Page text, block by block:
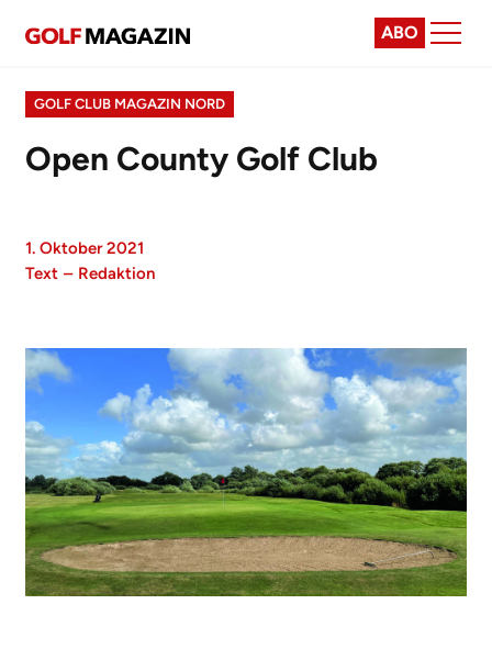
ABO
GOLF CLUB MAGAZIN NORD
Open County Golf Club
1. Oktober 2021
Text – Redaktion